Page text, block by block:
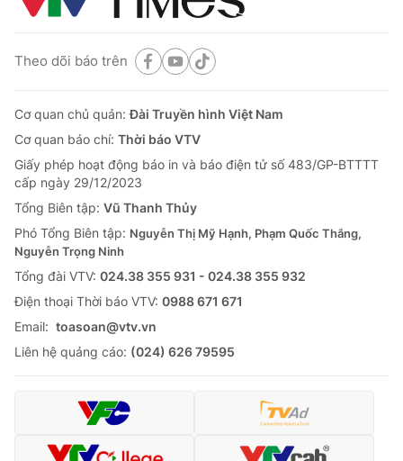
Theo dõi báo trên
Cơ quan chủ quản:Đài Truyền hình Việt Nam
Cơ quan báo chí: Thời báo VTV
Giấy phép hoạt động báo in và báo điện tử số 483/GP-BTTTT
cấp ngày 29/12/2023
Tổng Biên tập: Vũ Thanh Thủy
Phó Tổng Biên tập: Nguyễn Thị Mỹ Hạnh, Phạm Quốc Thắng,
Nguyễn Trọng Ninh
Tổng đài VTV: 024.38 355 931 - 024.38 355 932
Ðiện thoại Thời báo VTV: 0988 671 671
Email: toasoan@vtv.vn
Liên hệ quảng cáo: (024) 626 79595